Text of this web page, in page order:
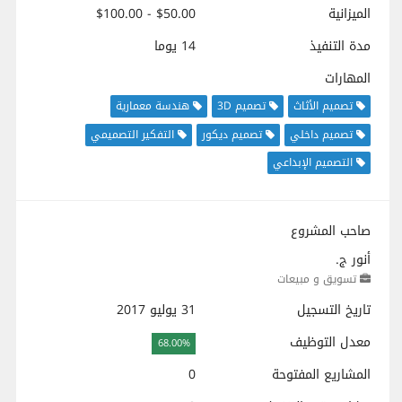
الميزانية
$50.00 - $100.00
مدة التنفيذ
14 يوما
المهارات
تصميم الأثاث تصميم 3D
هندسة معمارية
تصميم داخلي
تصميم ديكور
التفكير التصميمي
التصميم الإبداعي
صاحب المشروع
أنور ج.
تسويق و مبيعات
تاريخ التسجيل
31 يوليو 2017
معدل التوظيف
68.00%
المشاريع المفتوحة
0